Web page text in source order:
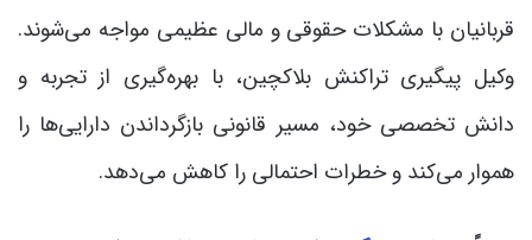
قربانیان با مشکلات حقوقی و مالی عظیمی مواجه می‌شوند.
وکیل پیگیری تراکنش بلاکچین، با بهره‌گیری از تجربه و
دانش تخصصی خود، مسیر قانونی بازگرداندن دارایی‌ها را
هموار می‌کند و خطرات احتمالی را کاهش می‌دهد.